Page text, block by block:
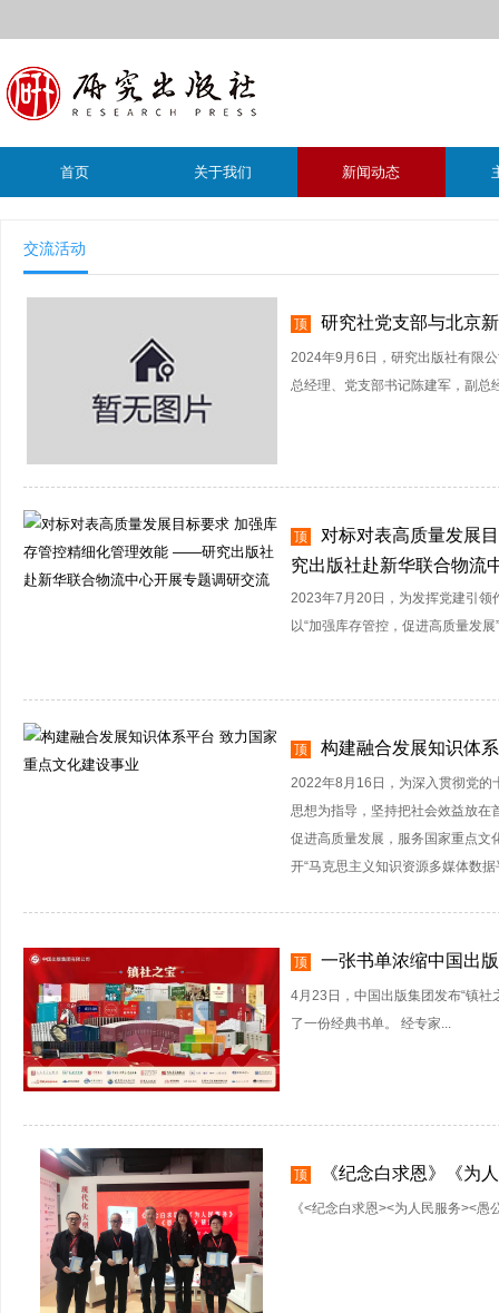
首页 关于我们 新闻动态
交流活动
顶 研究社党支部与北京
2024年9月6日，研究出版社有限
总经理、党支部书记陈建军，副总
顶
对标对表高质量发展
究出版社赴新华联合物流
2023年7月20日，为发挥党建引领
以“加强库存管控，促进高质量发
顶 构建融合发展知识体
2022年8月16日，为深入贯彻党的
思想为指导，坚持把社会效益放在
促进高质量发展，服务国家重点文
开“马克思主义知识资源多媒体数
顶 一张书单浓缩中国出
4月23日，中国出版集团发布“镇社
了一份经典书单。 经专家...
顶 《纪念白求恩》《为
《<纪念白求恩><为人民服务><愚